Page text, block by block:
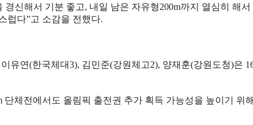
경신해서 기분 좋고, 내일 남은 자유형200m까지 열심히 해
럽다”고 소감을 전했다.
유연(한국체대3), 김민준(강원체고2), 양재훈(강원도청)은
단체전에서도 올림픽 출전권 추가 획득 가능성을 높이기 위